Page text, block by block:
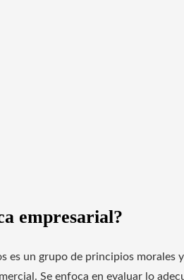
empresarial?
es un grupo de principios
Se enfoca en evaluar lo